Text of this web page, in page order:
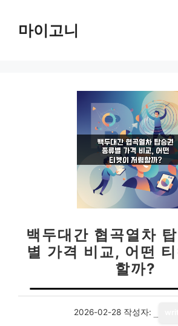
마이고니
백두대간 협곡열차
별 가격 비교, 어떤
할까?
2026-02-28 작성자: